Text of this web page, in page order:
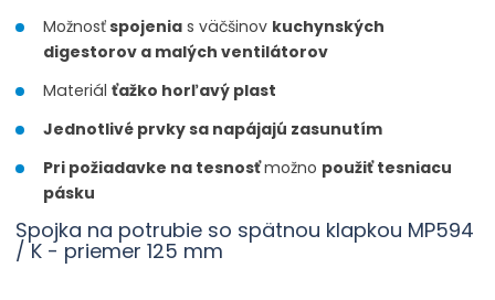
Možnosťspojenia s väčšinov kuchynských
digestorov a malých ventilátorov
Materiálťažko horľavý plast
Jednotlivé prvky sa napájajú zasunutím
Pri požiadavke na tesnosťmožno použiť tesniacu
pásku
Spojka na potrubie so spätnou klapkou MP594
/ K - priemer 125 mm